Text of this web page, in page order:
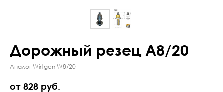
Дорожный резец А8/20
Аналог Wirtgen W8/20
от 828 руб.